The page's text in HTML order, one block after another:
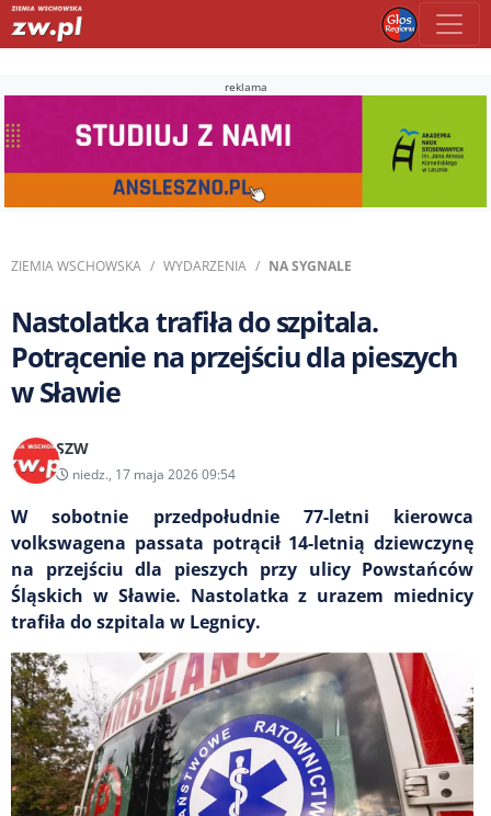
reklama
ZIEMIA WSCHOWSKA WYDARZENIA NA SYGNALE
Nastolatka trafiła do szpitala.
Potrącenie na przejściu dla pieszych
w Sławie
SZW
niedz., 17 maja 2026 09:54
W sobotnie przedpołudnie 77-letni kierowca
volkswagena passata potrącił 14-letnią dziewczynę
na przejściu dla pieszych przy ulicy Powstańców
Śląskich w Sławie. Nastolatka z urazem miednicy
trafiła do szpitala w Legnicy.